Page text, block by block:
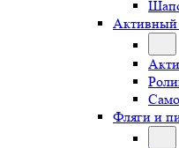
Активный
Фляги и